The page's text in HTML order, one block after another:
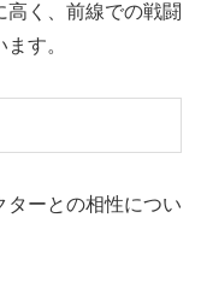
高く、前線での戦闘
す。
ターとの相性につい